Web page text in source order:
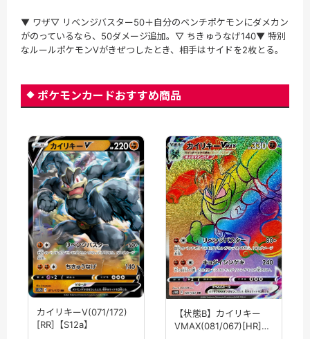
▼ ワザ▽ リベンジバスター50＋自分のベンチポケモンにダメカン
がのっているなら、50ダメージ追加。▽ ちきゅうなげ140▼ 特別
なルールポケモンVがきぜつしたとき、相手はサイドを2枚とる。
ポケモンカードおすすめ商品
カイリキーV(071/172)
[RR]【S12a】
【状態B】カイリキー
VMAX(081/067)[HR]